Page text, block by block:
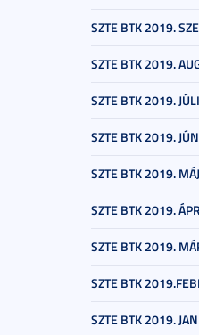
SZTE BTK 2019.
SZTE BTK 2019.
SZTE BTK 2019.
SZTE BTK 2019.
SZTE BTK 2019.
SZTE BTK 2019.
SZTE BTK 2019.
SZTE BTK
SZTE BTK 2019.